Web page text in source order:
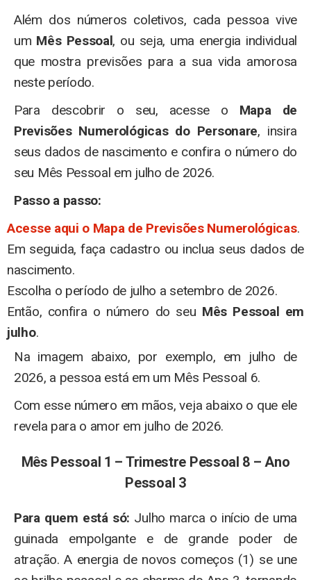
Além dos números coletivos, cada pessoa vive
um Mês Pessoal, ou seja, uma energia individual
que mostra previsões para a sua vida amorosa
neste período.
Para descobrir o seu, acesse o Mapa de
Previsões Numerológicas do Personare, insira
seus dados de nascimento e confira o número do
seu Mês Pessoal em julho de 2026.
Passo a passo:
Acesse aqui o Mapa de Previsões Numerológicas.
Em seguida, faça cadastro ou inclua seus dados de
nascimento.
Escolha o período de julho a setembro de 2026.
Então, confira o número do seu Mês Pessoal em
julho.
Na imagem abaixo, por exemplo, em julho de
2026, a pessoa está em um Mês Pessoal 6.
Com esse número em mãos, veja abaixo o que ele
revela para o amor em julho de 2026.
Mês Pessoal 1 – Trimestre Pessoal 8 – Ano
Pessoal 3
Para quem está só: Julho marca o início de uma
guinada empolgante e de grande poder de
atração. A energia de novos começos (1) se une